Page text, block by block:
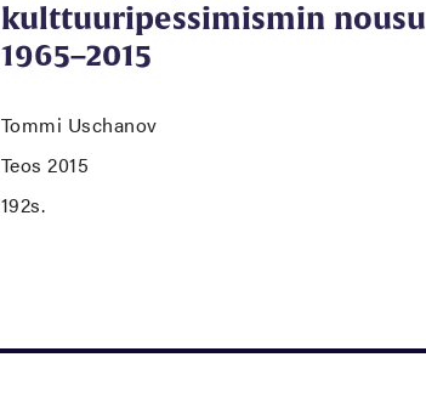
kulttuuripessimismin nousu
1965–2015
Tommi Uschanov
Teos 2015
192s.